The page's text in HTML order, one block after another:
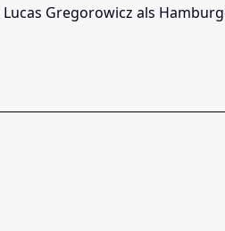
Gregorowicz als